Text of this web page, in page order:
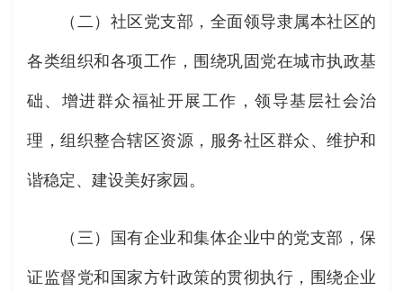
（二）社区党支部，全面领导隶属本社区的
各类组织和各项工作，围绕巩固党在城市执政基
础、增进群众福祉开展工作，领导基层社会治
理，组织整合辖区资源，服务社区群众、维护和
谐稳定、建设美好家园。
（三）国有企业和集体企业中的党支部，保
证监督党和国家方针政策的贯彻执行，围绕企业